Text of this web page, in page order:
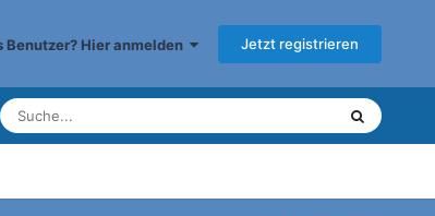
Benutzer? Hier anmelden Jetzt registrieren